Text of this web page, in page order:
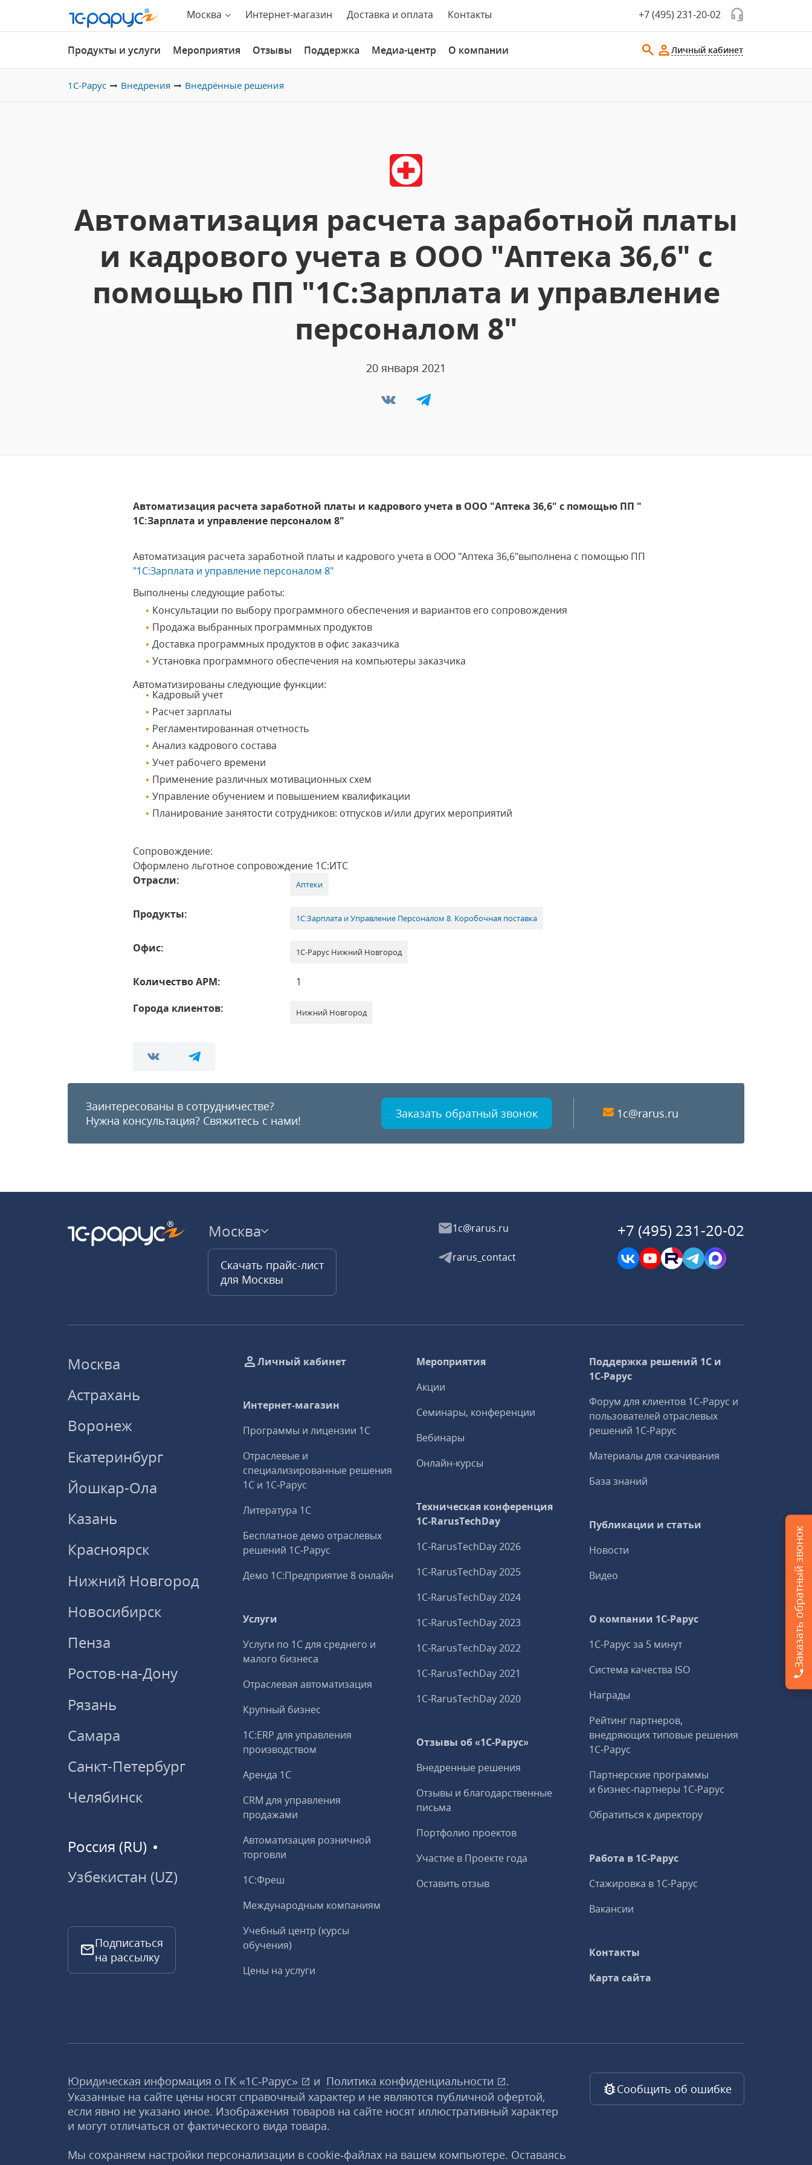
Москва Интернет-магазин Доставка и оплата Контакты +7 (495) 231-20-02
Продукты и услуги Мероприятия Отзывы Поддержка Медиа-центр О компании Личный кабинет
1С-Рарус Внедрения Внедрённые решения
Автоматизация расчета заработной платы
и кадрового учета в ООО "Аптека 36,6" с
помощью ПП "1С:Зарплата и управление
персоналом 8"
20 января 2021
Автоматизация расчета заработной платы и кадрового учета в ООО "Аптека 36,6" с помощью ПП "
1С:Зарплата и управление персоналом 8"
Автоматизация расчета заработной платы и кадрового учета в ООО "Аптека 36,6"выполнена с помощью ПП
"1С:Зарплата и управление персоналом 8"
Выполнены следующие работы:
Консультации по выбору программного обеспечения и вариантов его сопровождения
Продажа выбранных программных продуктов
Доставка программных продуктов в офис заказчика
Установка программного обеспечения на компьютеры заказчика
Автоматизированы следующие функции:
Кадровый учет
Расчет зарплаты
Регламентированная отчетность
Анализ кадрового состава
Учет рабочего времени
Применение различных мотивационных схем
Управление обучением и повышением квалификации
Планирование занятости сотрудников: отпусков и/или других мероприятий
Сопровождение:
Оформлено льготное сопровождение 1С:ИТС
Отрасли:
Аптеки
Продукты: 1С:Зарплата и Управление Персоналом 8. Коробочная поставка
Офис: 1С-Рарус Нижний Новгород
Количество АРМ:
1
Города клиентов:
Нижний Новгород
Заинтересованы в сотрудничестве?
Нужна консультация? Свяжитесь с нами! Заказать обратный звонок 1c@rarus.ru
Москва
Скачать прайс-лист
для Москвы
1c@rarus.ru
rarus_contact
+7 (495) 231-20-02
Москва
Астрахань
Воронеж
Екатеринбург
Йошкар-Ола
Казань
Красноярск
Нижний Новгород
Новосибирск
Пенза
Ростов-на-Дону
Рязань
Самара
Санкт-Петербург
Челябинск
Россия (RU)
Узбекистан (UZ)
Подписаться
на рассылку
Личный кабинет
Интернет-магазин
Программы и лицензии 1С
Отраслевые и
специализированные решения
1С и 1С‑Рарус
Литература 1С
Бесплатное демо отраслевых
решений 1С‑Рарус
Демо 1С:Предприятие 8 онлайн
Услуги
Услуги по 1С для среднего и
малого бизнеса
Отраслевая автоматизация
Крупный бизнес
1С:ERP для управления
производством
Аренда 1С
CRM для управления
продажами
Автоматизация розничной
торговли
1С:Фреш
Международным компаниям
Учебный центр (курсы
обучения)
Цены на услуги
Мероприятия
Акции
Семинары, конференции
Вебинары
Онлайн-курсы
Техническая конференция
1C‑RarusTechDay
1C‑RarusTechDay 2026
1C‑RarusTechDay 2025
1C‑RarusTechDay 2024
1C‑RarusTechDay 2023
1C‑RarusTechDay 2022
1C‑RarusTechDay 2021
1C‑RarusTechDay 2020
Отзывы об «1С-Рарус»
Внедренные решения
Отзывы и благодарственные
письма
Портфолио проектов
Участие в Проекте года
Оставить отзыв
Поддержка решений 1С и
1С‑Рарус
Форум для клиентов 1С‑Рарус и
пользователей отраслевых
решений 1С‑Рарус
Материалы для скачивания
База знаний
Публикации и статьи
Новости
Видео
О компании 1C-Рарус
1С-Рарус за 5 минут
Система качества ISO
Награды
Рейтинг партнеров,
внедряющих типовые решения
1С‑Рарус
Партнерские программы
и бизнес‑партнеры 1С‑Рарус
Обратиться к директору
Работа в 1С‑Рарус
Стажировка в 1С‑Рарус
Вакансии
Контакты
Карта сайта
Юридическая информация о ГК «1С‑Рарус» и Политика конфиденциальности
.
Указанные на сайте цены носят справочный характер и не являются публичной офертой,
если явно не указано иное. Изображения товаров на сайте носят иллюстративный характер
и могут отличаться от фактического вида товара.
Мы сохраняем настройки персонализации в cookie‑файлах на вашем компьютере. Оставаясь
Сообщить об ошибке
Заказать обратный звонок